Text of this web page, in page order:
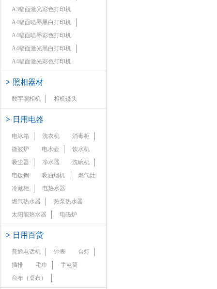
A3幅面激光彩色打印机
A4幅面喷墨黑白打印机
A4幅面喷墨彩色打印机
A4幅面激光黑白打印机
A4幅面激光彩色打印机
> 照相器材
数字照相机 相机镜头
> 日用电器
电冰箱 洗衣机
消毒柜
微波炉
电水壶
饮水机
吸尘器
净水器
洗碗机
电饭锅
吸油烟机
燃气灶
冷藏柜
电热水器
燃气热水器
热泵热水器
太阳能热水器
电磁炉
> 日用百货
普通电话机 钟表
台灯
插排
毛巾
手电筒
台布（桌布）